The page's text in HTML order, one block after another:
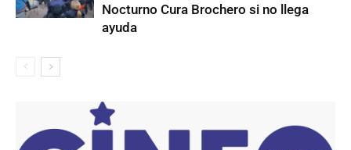
Nocturno Cura Brochero si no llega
ayuda